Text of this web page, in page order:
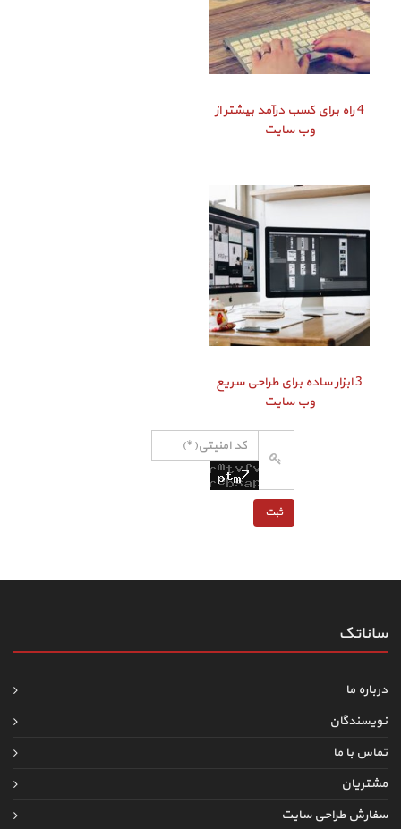
4 راه برای کسب درآمد بیشتر از
وب سایت
3 ابزار ساده برای طراحی سریع
وب سایت
ساناتک
درباره ما
نویسندگان
تماس با ما
مشتریان
سفارش طراحی سایت